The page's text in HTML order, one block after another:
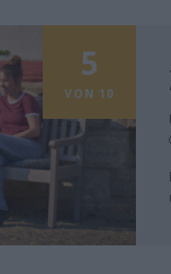
5
VON 10